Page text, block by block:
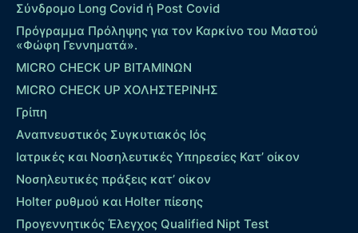
Σύνδρομο Long Covid ή Post Covid
Πρόγραμμα Πρόληψης για τον Καρκίνο του Μαστού
«Φώφη Γεννηματά».
MICRO CHECK UP ΒΙΤΑΜΙΝΩΝ
MICRO CHECK UP ΧΟΛΗΣΤΕΡΙΝΗΣ
Γρίπη
Αναπνευστικός Συγκυτιακός Ιός
Ιατρικές και Νοσηλευτικές Υπηρεσίες Κατ’ οίκον
Νοσηλευτικές πράξεις κατ’ οίκον
Holter ρυθμού και Holter πίεσης
Προγεννητικός Έλεγχος Qualified Nipt Test